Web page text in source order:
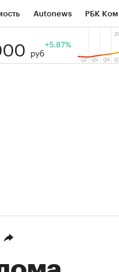
Autonews РБК
Тренды
руб
+5.87%